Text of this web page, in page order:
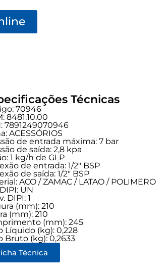
Técnicas
70946
8481.10.00
7891249070946
ACESSÓRIOS
de entrada máxima: 7 bar
de saída: 2,8 kpa
1 kg/h de GLP
de entrada: 1/2" BSP
de saída: 1/2" BSP
ACO / ZAMAC / LATAO / POLIMERO
UN
DIPI: 1
(mm): 210
(mm): 210
(mm): 245
Líquido (kg): 0,228
Bruto (kg): 0,2633
Técnica